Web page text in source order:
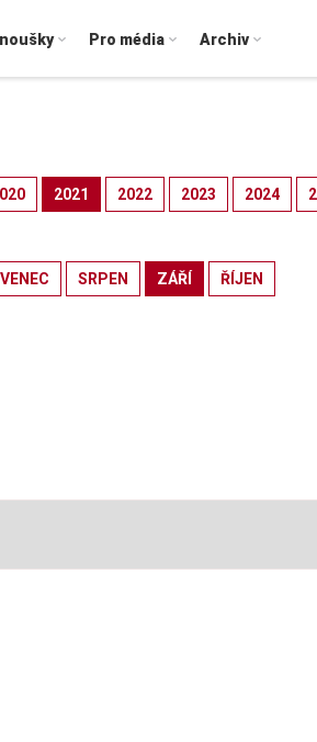
Pro média Archiv
2021 2022 2023 2024
SRPEN ZÁŘÍ ŘÍJEN